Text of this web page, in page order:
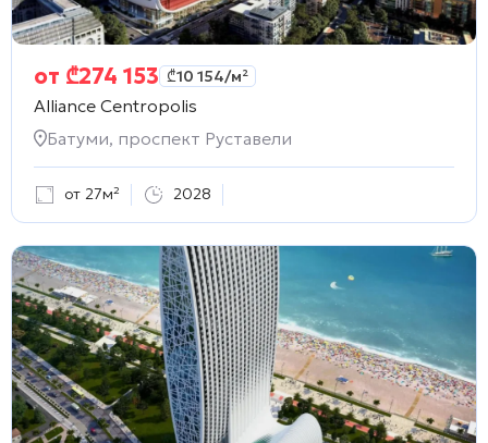
от ₾274 153 ₾10 154/м²
Alliance Centropolis
Батуми, проспект Руставели
от 27м² 2028